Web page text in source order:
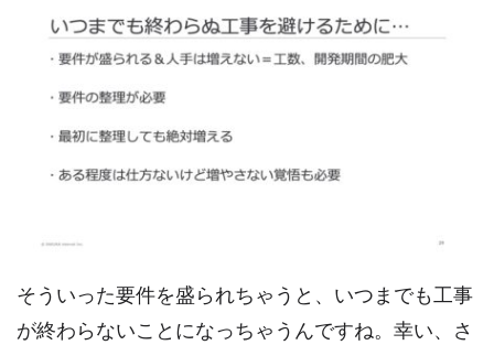
そういった要件を盛られちゃうと、いつまでも工事
が終わらないことになっちゃうんですね。幸い、さ